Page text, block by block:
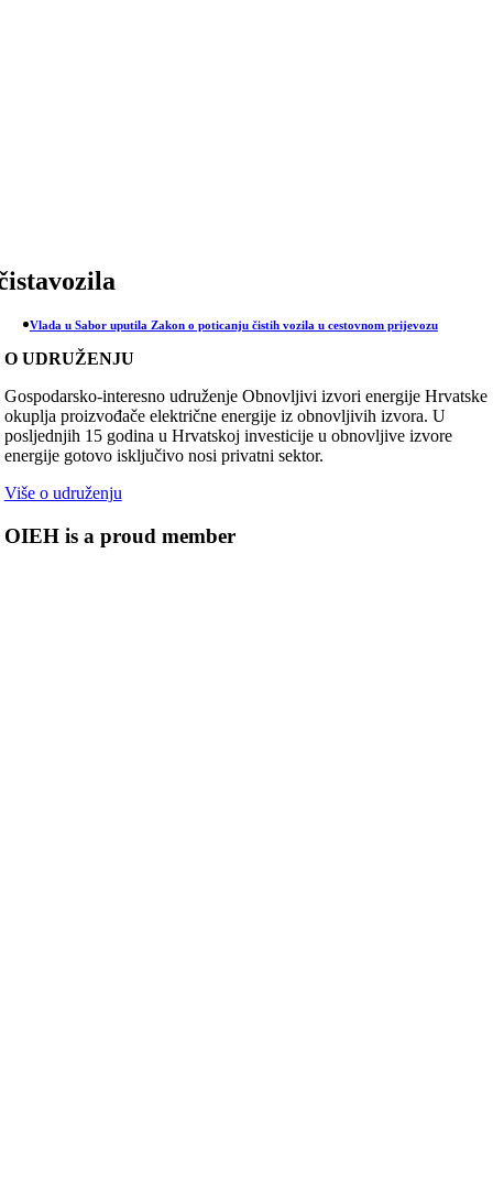
Vlada u Sabor uputila Zakon o poticanju čistih vozila u cestovnom prijevozu
O UDRUŽENJU
Gospodarsko-interesno udruženje Obnovljivi izvori energije Hrvatske
okuplja proizvođače električne energije iz obnovljivih izvora. U
posljednjih 15 godina u Hrvatskoj investicije u obnovljive izvore
energije gotovo isključivo nosi privatni sektor.
Više o udruženju
OIEH is a proud member